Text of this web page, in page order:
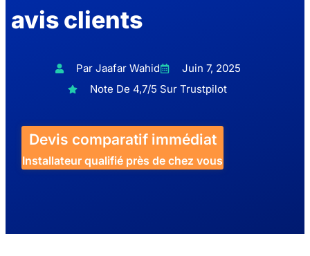
avis clients
Par Jaafar Wahid
Juin 7, 2025
Note De 4,7/5 Sur Trustpilot
Devis comparatif immédiat
Installateur qualifié près de chez vous